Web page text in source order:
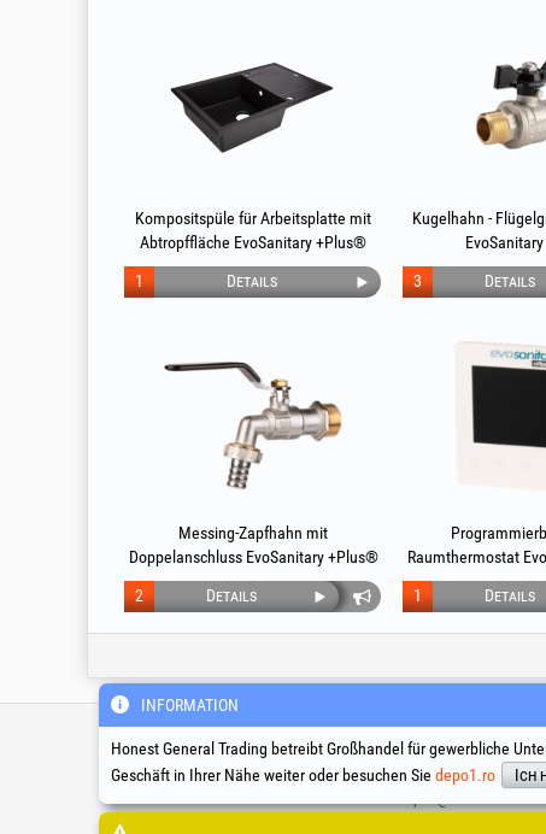
Kompositspüle für Arbeitsplatte mit
Abtropffläche EvoSanitary +Plus®
Details
1
Kugelhahn -
Details
3
Messing-Zapfhahn mit
Doppelanschluss EvoSanitary +Plus®
Details
2
Raumthermostat
Details
1
Technische Hotline & Service
INFORMATION
Honest General Trading betreibt Großhandel für gewerbliche
Geschäft in Ihrer Nähe weiter oder besuchen Sie depo1.ro Ich